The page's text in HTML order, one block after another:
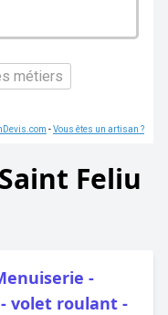
métiers
-Vous êtes un artisan ?
Feliu
-
volet roulant -